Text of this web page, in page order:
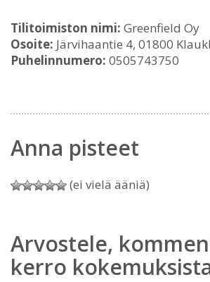
Tilitoimiston nimi: Greenfield Oy
Osoite: Järvihaantie 4, 01800
Puhelinnumero: 0505743750
Anna pisteet
(ei vielä ääniä)
Arvostele,
kerro